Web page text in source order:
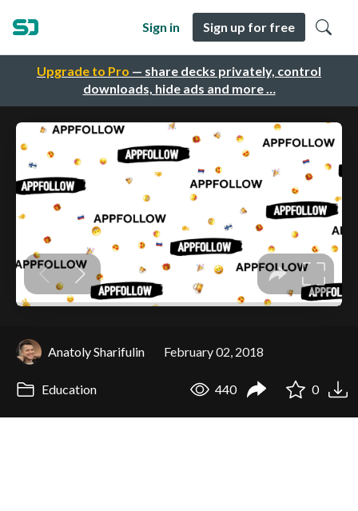
Upgrade to Pro — share decks privately, control
downloads, hide ads and more …
Sign in Sign up for free
Anatoly Sharifulin February 02, 2018
Education 440 0